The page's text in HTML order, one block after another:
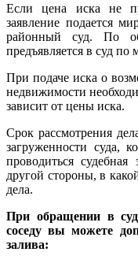
Если цена иска не
заявление подается
районный суд. По
предъявляется в суд по
При подаче иска о
недвижимости
зависит от цены иска.
Срок рассмотрения
загруженности суда,
проводиться
другой стороны, в
дела.
При обращении в
соседу вы можете
залива: